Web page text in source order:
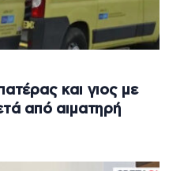
και γιος με
από αιματηρή